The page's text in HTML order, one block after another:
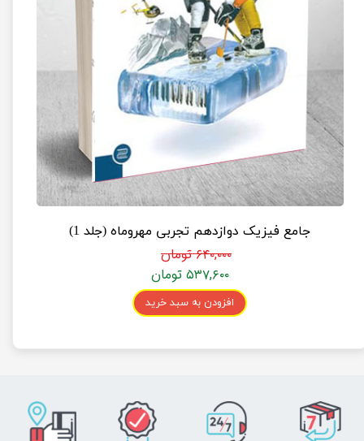
جامع فیزیک دوازدهم تجربی مهروماه (جلد 1)
۶۴۰,۰۰۰ تومان
۵۳۷,۶۰۰ تومان
افزودن به سبد خرید